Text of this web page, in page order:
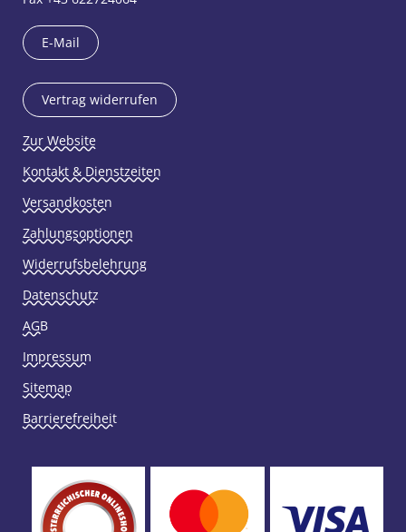
E-Mail
Vertrag widerrufen
Zur Website
Kontakt & Dienstzeiten
Versandkosten
Zahlungsoptionen
Widerrufsbelehrung
Datenschutz
AGB
Impressum
Sitemap
Barrierefreiheit